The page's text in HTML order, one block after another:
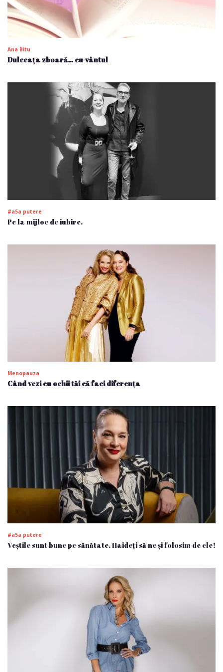
Ana Bitu
Dulceața zboară… cu-vântul
#a5a putere
Pe la mijloc de iubire.
Menopauza
Când vezi cu ochii tăi că faci diferența
#a5a putere
Veștile sunt bune pe sănătate. Haideți să ne și folosim de ele!